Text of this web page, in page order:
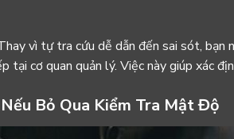
vì tự tra cứu dễ dẫn đến sai sót, bạn
cơ quan quản lý. Việc này giúp xác
Bỏ Qua Kiểm Tra Mật Độ